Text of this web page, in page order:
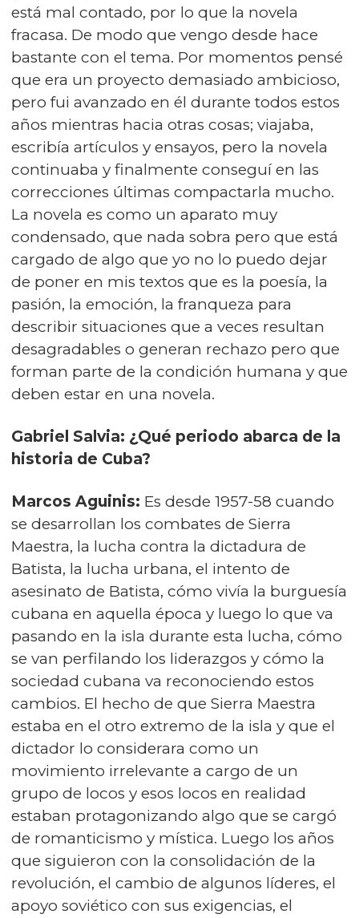
está mal contado, por lo que la novela
fracasa. De modo que vengo desde hace
bastante con el tema. Por momentos pensé
que era un proyecto demasiado ambicioso,
pero fui avanzado en él durante todos estos
años mientras hacia otras cosas; viajaba,
escribía artículos y ensayos, pero la novela
continuaba y finalmente conseguí en las
correcciones últimas compactarla mucho.
La novela es como un aparato muy
condensado, que nada sobra pero que está
cargado de algo que yo no lo puedo dejar
de poner en mis textos que es la poesía, la
pasión, la emoción, la franqueza para
describir situaciones que a veces resultan
desagradables o generan rechazo pero que
forman parte de la condición humana y que
deben estar en una novela.
Gabriel Salvia: ¿Qué periodo abarca de la
historia de Cuba?
Marcos Aguinis: Es desde 1957-58 cuando
se desarrollan los combates de Sierra
Maestra, la lucha contra la dictadura de
Batista, la lucha urbana, el intento de
asesinato de Batista, cómo vivía la burguesía
cubana en aquella época y luego lo que va
pasando en la isla durante esta lucha, cómo
se van perfilando los liderazgos y cómo la
sociedad cubana va reconociendo estos
cambios. El hecho de que Sierra Maestra
estaba en el otro extremo de la isla y que el
dictador lo considerara como un
movimiento irrelevante a cargo de un
grupo de locos y esos locos en realidad
estaban protagonizando algo que se cargó
de romanticismo y mística. Luego los años
que siguieron con la consolidación de la
revolución, el cambio de algunos líderes, el
apoyo soviético con sus exigencias, el